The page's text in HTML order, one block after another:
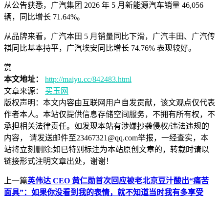
从公告获悉，广汽集团 2026 年 5 月新能源汽车销量 46,056
辆，同比增长 71.64%。
从品牌来看，广汽本田 5 月销量同比下滑，广汽丰田、广汽传
祺同比基本持平，广汽埃安同比增长 74.76% 表现较好。
赏
本文地址：
http://maiyu.cc/842483.html
文章来源：
买玉网
版权声明： 本文内容由互联网用户自发贡献，该文观点仅代表
作者本人。本站仅提供信息存储空间服务，不拥有所有权，不
承担相关法律责任。如发现本站有涉嫌抄袭侵权/违法违规的
内容， 请发送邮件至23467321@qq.com举报，一经查实，本
站将立刻删除;如已特别标注为本站原创文章的，转载时请以
链接形式注明文章出处，谢谢！
上一篇英伟达 CEO 黄仁勋首次回应被老北京豆汁酸出“痛苦
面具”：如果你没看到我的表情，就不知道当时我有多享受